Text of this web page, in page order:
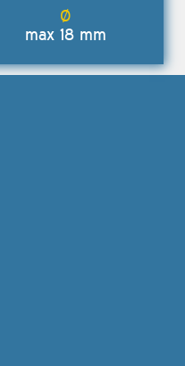
max 18 mm